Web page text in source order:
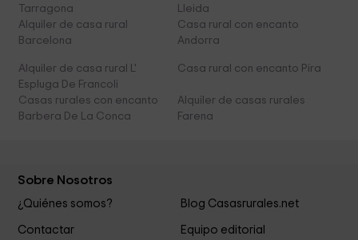
Tarragona
Lleida
Alquiler de casa rural
Barcelona
Casa rural con encanto
Andorra
Alquiler de casa rural L'
Espluga De Francoli
Casa rural con encanto Pira
Casas rurales con encanto
Barbera De La Conca
Alquiler de casas rurales
Farena
Sobre Nosotros
¿Quiénes somos? Blog Casasrurales.net
Contactar
Equipo editorial